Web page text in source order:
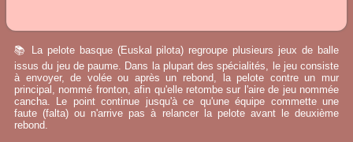
📚 La pelote basque (Euskal pilota) regroupe plusieurs jeux de balle
issus du jeu de paume. Dans la plupart des spécialités, le jeu consiste
à envoyer, de volée ou après un rebond, la pelote contre un mur
principal, nommé fronton, afin qu'elle retombe sur l'aire de jeu nommée
cancha. Le point continue jusqu'à ce qu'une équipe commette une
faute (falta) ou n'arrive pas à relancer la pelote avant le deuxième
rebond.